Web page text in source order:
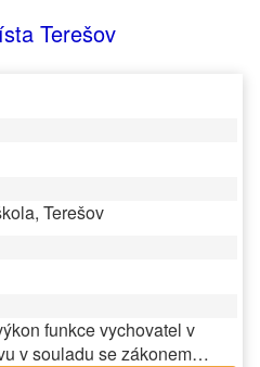
Terešov
Terešov
funkce vychovatel v
v souladu se zákonem…